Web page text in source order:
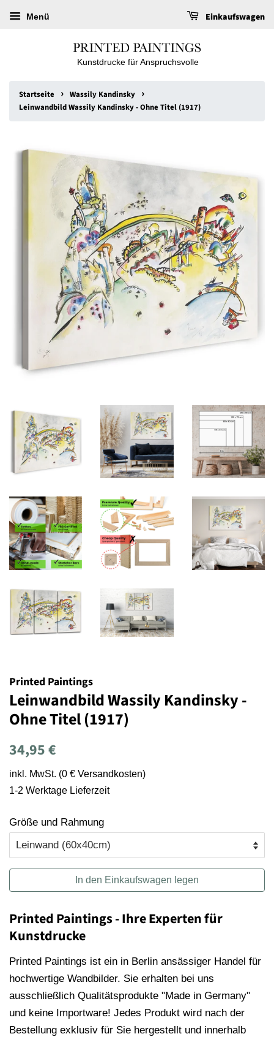
Menü Einkaufswagen
Kunstdrucke für Anspruchsvolle
Startseite › Wassily Kandinsky ›
Leinwandbild Wassily Kandinsky - Ohne Titel (1917)
Printed Paintings
Leinwandbild Wassily Kandinsky -
Ohne Titel (1917)
Normaler
34,95 €
inkl. MwSt. (0 € Versandkosten)
1-2 Werktage Lieferzeit
Größe und Rahmung
In den Einkaufswagen legen
Printed Paintings - Ihre Experten für
Kunstdrucke
Printed Paintings ist ein in Berlin ansässiger Handel für
hochwertige Wandbilder. Sie erhalten bei uns
ausschließlich Qualitätsprodukte "Made in Germany"
und keine Importware! Jedes Produkt wird nach der
Bestellung exklusiv für Sie hergestellt und innerhalb